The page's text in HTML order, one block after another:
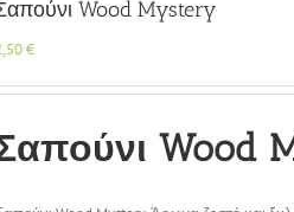
Wood Mystery
€
Wood